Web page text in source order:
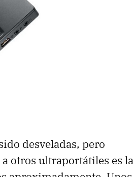
desveladas, pero
otros ultraportátiles es la